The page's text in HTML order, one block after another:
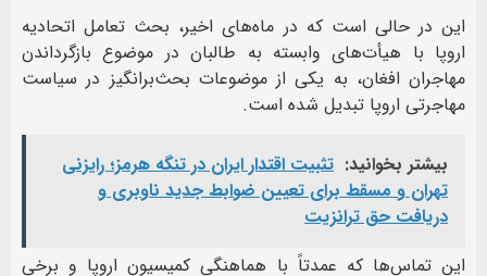
این در حالی است که در ماه‌های اخیر، بحث تعامل اتحادیه
اروپا با هیأت‌های وابسته به طالبان در موضوع بازگرداندن
مهاجران افغان، به یکی از موضوعات بحث‌برانگیز در سیاست
مهاجرتی اروپا تبدیل شده است.
بیشتر بخوانید: تثبیت اقتدار ایران در تنگه هرمز؛ رایزنی
تهران و مسقط برای تعیین ضوابط جدید ناوبری و
دریافت حق ترانزیت
این تماس‌ها که عمدتاً با هماهنگی کمیسیون اروپا و برخی